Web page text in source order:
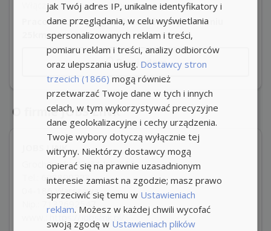
Włącz powiadomienia i nie przegap okazji!
Pracownik Magazynu Pruszków w promieniu
Powiadom
O firmie JOBS LINK
JOBS LINK
Grochowska 23/31 lok. 110
Tel.: 698899223
04-186 Warszawa
Nip.: 7132692547
www.: https://jobslink.pl/
jak Twój adres IP, unikalne identyfikatory i
dane przeglądania, w celu wyświetlania
spersonalizowanych reklam i treści,
pomiaru reklam i treści, analizy odbiorców
oraz ulepszania usług. Dostawcy stron
trzecich (1866) mogą również
przetwarzać Twoje dane w tych i innych
celach, w tym wykorzystywać precyzyjne
dane geolokalizacyjne i cechy urządzenia.
Twoje wybory dotyczą wyłącznie tej
witryny. Niektórzy dostawcy mogą
opierać się na prawnie uzasadnionym
interesie zamiast na zgodzie; masz prawo
sprzeciwić się temu w Ustawieniach
reklam. Możesz w każdej chwili wycofać
swoją zgodę w Ustawieniach plików